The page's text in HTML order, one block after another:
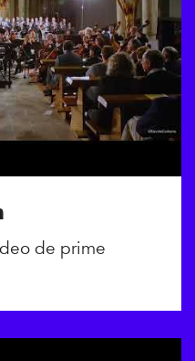
de prime